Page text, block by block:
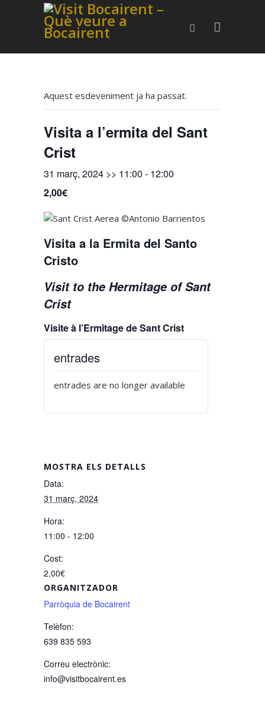
Aquest esdeveniment ja ha passat.
Visita a l’ermita del Sant
Crist
31 març, 2024 >> 11:00 - 12:00
2,00€
Visita a la Ermita del Santo
Cristo
Visit to the Hermitage of Sant
Crist
Visite à l’Ermitage de Sant Crist
MOSTRA ELS DETALLS
Data:
31 març, 2024
Hora:
11:00 - 12:00
Cost:
2,00€
ORGANITZADOR
Parròquia de Bocairent
Telèfon:
639 835 593
Correu electrònic:
info@visitbocairent.es
entrades
entrades are no longer available